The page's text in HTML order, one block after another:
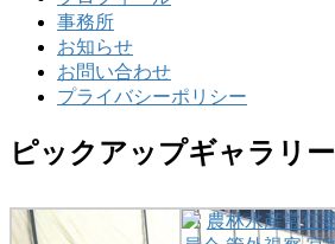
事務所
お知らせ
お問い合わせ
プライバシーポリシー
ピックアップギャラリー